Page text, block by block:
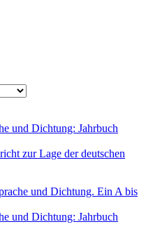
und Dichtung: Jahrbuch
zur Lage der deutschen
und Dichtung. Ein A bis
und Dichtung: Jahrbuch